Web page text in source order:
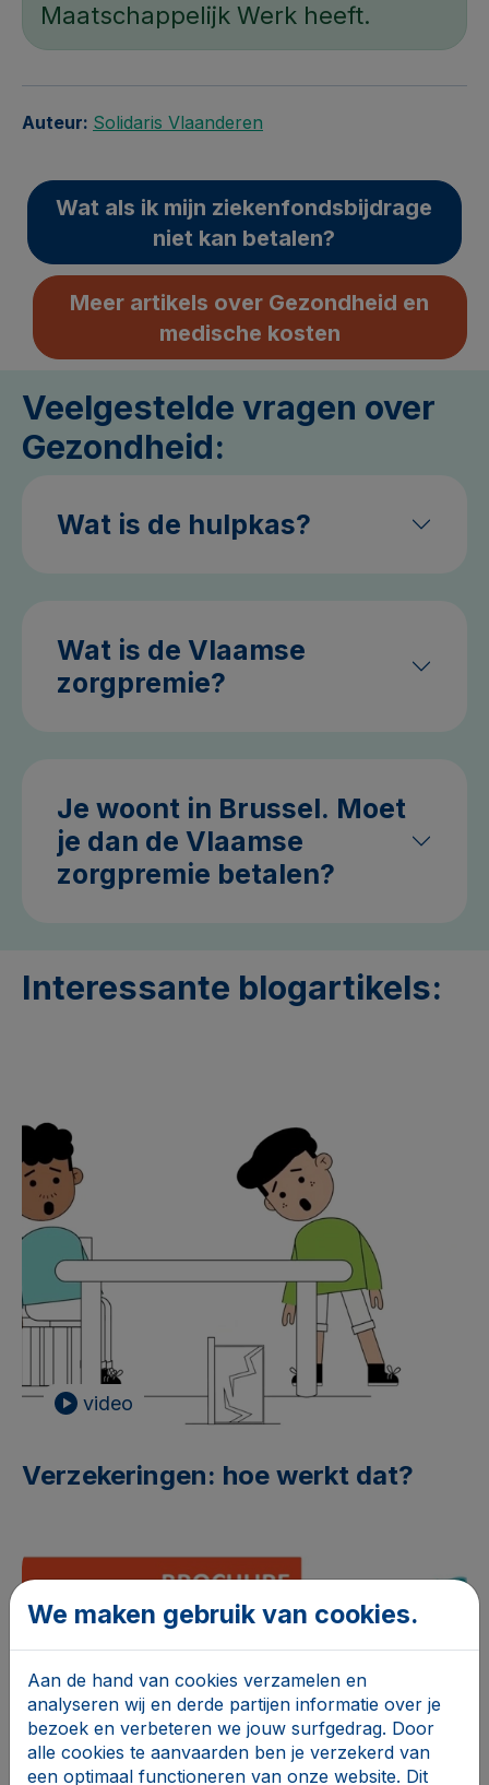
Maatschappelijk Werk heeft.
Auteur: Solidaris Vlaanderen
Wat als ik mijn ziekenfondsbijdrage
niet kan betalen?
Meer artikels over Gezondheid en
medische kosten
Veelgestelde vragen over
Gezondheid:
Wat is de hulpkas?
Wat is de Vlaamse
zorgpremie?
Je woont in Brussel. Moet
je dan de Vlaamse
zorgpremie betalen?
Interessante blogartikels:
video
Verzekeringen: hoe werkt dat?
We maken gebruik van cookies.
Aan de hand van cookies verzamelen en
analyseren wij en derde partijen informatie over je
bezoek en verbeteren we jouw surfgedrag. Door
alle cookies te aanvaarden ben je verzekerd van
een optimaal functioneren van onze website. Dit